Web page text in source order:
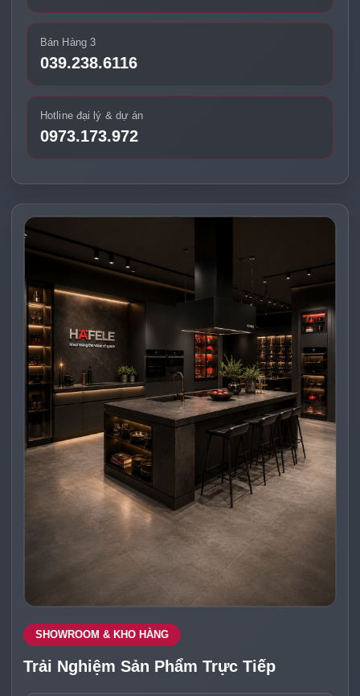
Bán Hàng 3
039.238.6116
Hotline đại lý & dự án
0973.173.972
SHOWROOM & KHO HÀNG
Trải Nghiệm Sản Phẩm Trực Tiếp